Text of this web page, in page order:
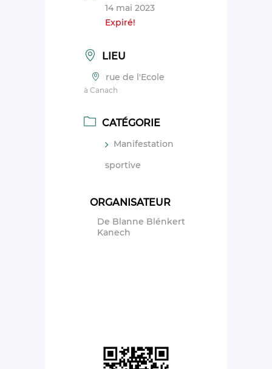
14 mai 2023
Expiré!
LIEU
rue de l'Ecole
à Canach
CATÉGORIE
Manifestation
sportive
ORGANISATEUR
De Blanne Blénkert
Kanech